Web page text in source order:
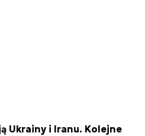
Ukrainy i Iranu. Kolejne